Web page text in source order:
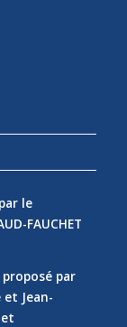
le
FAUCHET
par
et Jean-